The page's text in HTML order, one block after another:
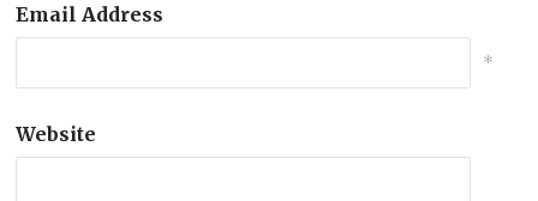
Email Address
*
Website